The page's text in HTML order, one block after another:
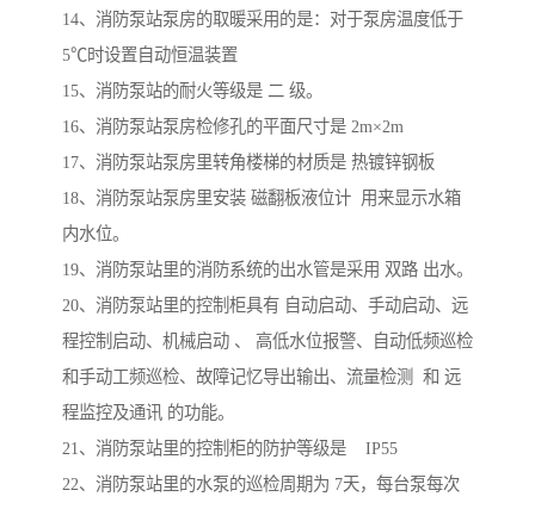
14、消防泵站泵房的取暖采用的是：对于泵房温度低于
5℃时设置自动恒温装置
15、消防泵站的耐火等级是 二 级。
16、消防泵站泵房检修孔的平面尺寸是 2m×2m
17、消防泵站泵房里转角楼梯的材质是 热镀锌钢板
18、消防泵站泵房里安装 磁翻板液位计 用来显示水箱
内水位。
19、消防泵站里的消防系统的出水管是采用 双路 出水。
20、消防泵站里的控制柜具有 自动启动、手动启动、远
程控制启动、机械启动 、 高低水位报警、自动低频巡检
和手动工频巡检、故障记忆导出输出、流量检测 和 远
程监控及通讯 的功能。
21、消防泵站里的控制柜的防护等级是 IP55
22、消防泵站里的水泵的巡检周期为 7天，每台泵每次